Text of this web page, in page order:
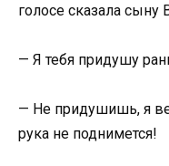
голосе сказала сыну
— Я тебя придушу
— Не придушишь, я
рука не поднимется!